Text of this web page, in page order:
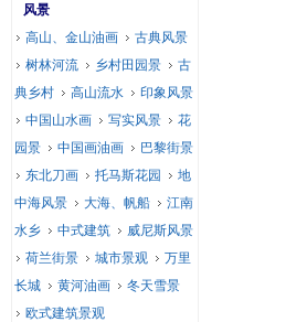
风景
高山、金山油画
古典风景
树林河流
乡村田园景
古
典乡村
高山流水
印象风景
中国山水画
写实风景
花
园景
中国画油画
巴黎街景
东北刀画
托马斯花园
地
中海风景
大海、帆船
江南
水乡
中式建筑
威尼斯风景
荷兰街景
城市景观
万里
长城
黄河油画
冬天雪景
欧式建筑景观